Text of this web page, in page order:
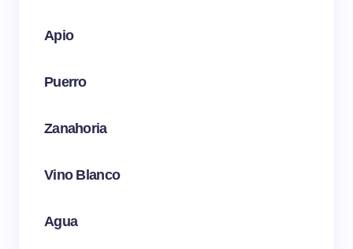
Apio
Puerro
Zanahoria
Vino Blanco
Agua